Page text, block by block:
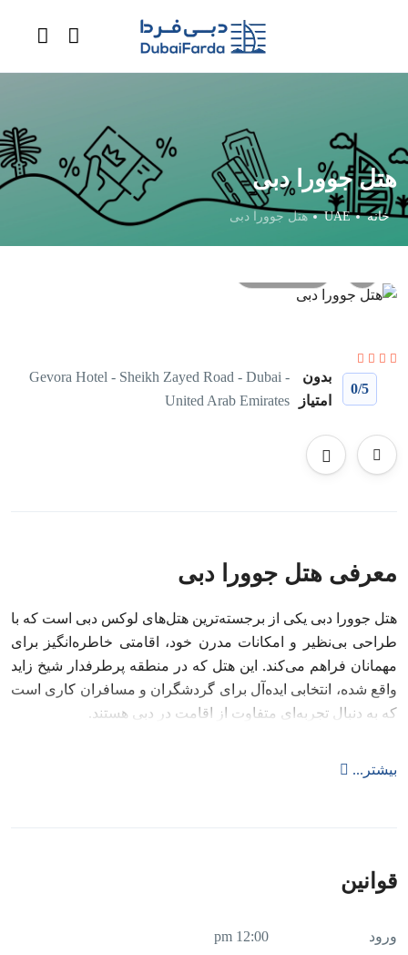
هتل جوورا دبی
خانه UAE هتل جوورا دبی
0/5
بدون
امتیاز
Gevora Hotel - Sheikh Zayed Road - Dubai -
United Arab Emirates
معرفی هتل جوورا دبی
هتل جوورا دبی یکی از برجسته‌ترین هتل‌های لوکس دبی است که با
طراحی بی‌نظیر و امکانات مدرن خود، اقامتی خاطره‌انگیز برای
مهمانان فراهم می‌کند. این هتل که در منطقه پرطرفدار شیخ زاید
واقع شده، انتخابی ایده‌آل برای گردشگران و مسافران کاری است
که به دنبال تجربه‌ای متفاوت از اقامت در دبی هستند.
موقعیت مکانی هتل جوورا دبی
مراکز تفریحی و جاذبه‌های تاریخی دسترسی داشته باشند.
با اقامت در هتل جوورا، مهمانان می‌توانند به آسانی از برج خلیفه،
بیشتر...
قوانین
ورود 12:00 pm